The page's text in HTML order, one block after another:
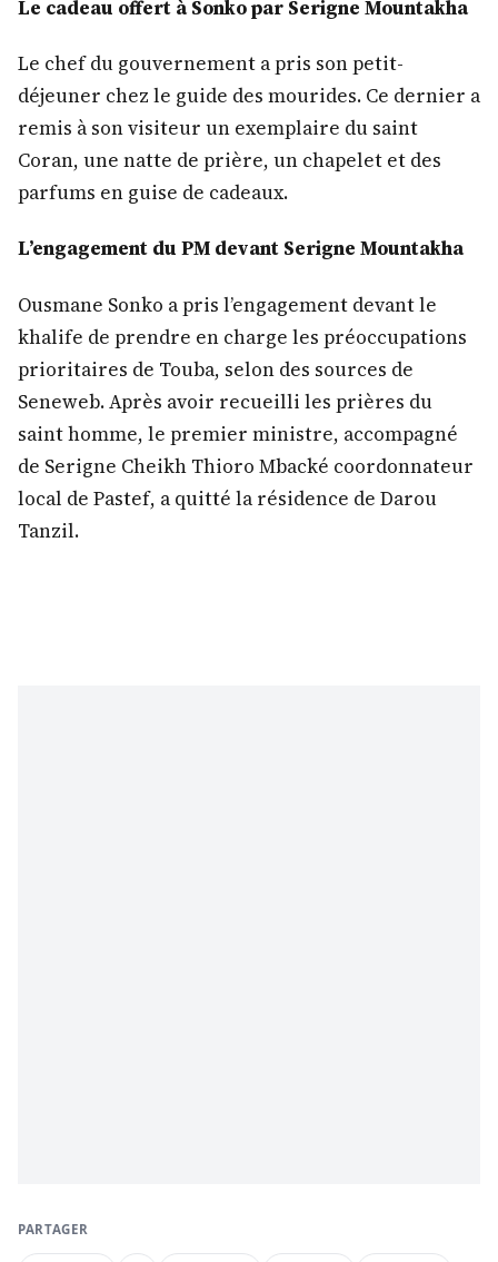
Le cadeau offert à Sonko par Serigne Mountakha
Le chef du gouvernement a pris son petit-
déjeuner chez le guide des mourides. Ce dernier a
remis à son visiteur un exemplaire du saint
Coran, une natte de prière, un chapelet et des
parfums en guise de cadeaux.
L’engagement du PM devant Serigne Mountakha
Ousmane Sonko a pris l’engagement devant le
khalife de prendre en charge les préoccupations
prioritaires de Touba, selon des sources de
Seneweb. Après avoir recueilli les prières du
saint homme, le premier ministre, accompagné
de Serigne Cheikh Thioro Mbacké coordonnateur
local de Pastef, a quitté la résidence de Darou
Tanzil.
PARTAGER